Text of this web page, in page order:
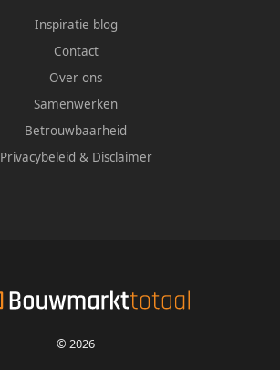
Inspiratie blog
Contact
Over ons
Samenwerken
Betrouwbaarheid
Privacybeleid & Disclaimer
© 2026